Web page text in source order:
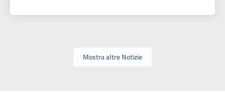
Mostra altre Notizie